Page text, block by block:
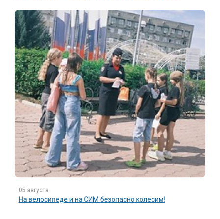
05 августа
На велосипеде и на СИМ безопасно колесим!